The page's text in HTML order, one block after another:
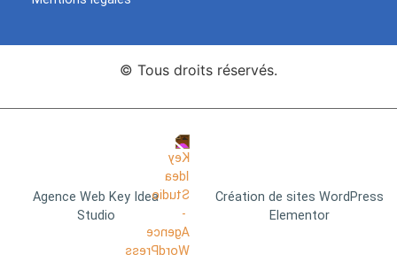
© Tous droits réservés.
Agence Web Key Idea
Studio
Création de sites WordPress
Elementor